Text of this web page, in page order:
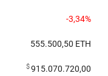
-3,34%
555.500,50 ETH
$915.070.720,00